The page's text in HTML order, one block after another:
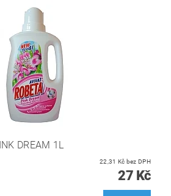
DREAM 1L
22,31 Kč bez DPH
27 Kč